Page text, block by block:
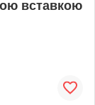
вставкою